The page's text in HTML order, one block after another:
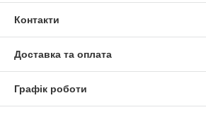
Контакти
Доставка та оплата
Графік роботи